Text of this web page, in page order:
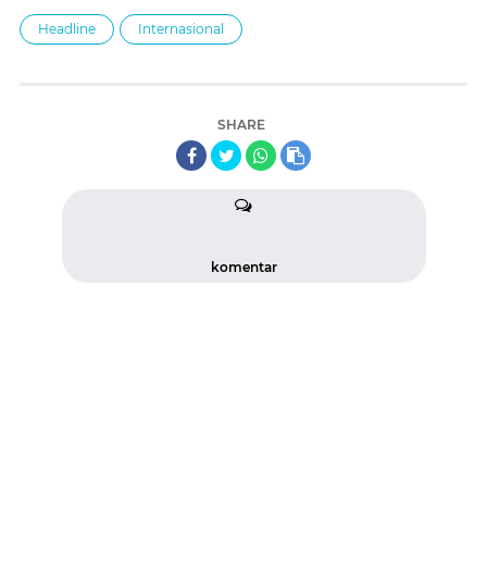
Headline Internasional
SHARE
komentar